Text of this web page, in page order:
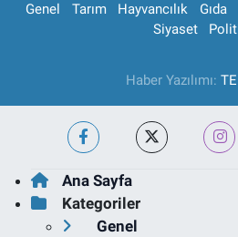
Genel Tarım Hayvancılık Gıda
Siyaset
Haber Yazılımı:
Ana Sayfa
Kategoriler
Genel